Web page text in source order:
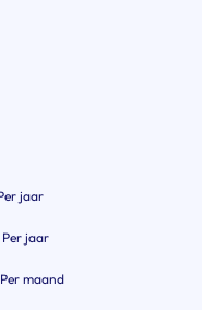
jaar
Per jaar
maand